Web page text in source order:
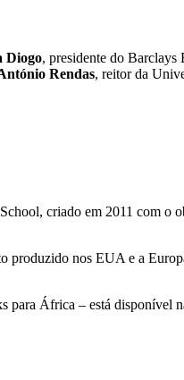
Diogo, presidente do
Rendas, reitor da
criado em 2011 com o
produzido nos EUA e a
para África – está disponível